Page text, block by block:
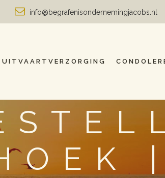
info@begrafenisondernemingjacobs.nl
UITVAARTVERZORGING